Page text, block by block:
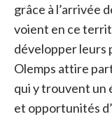
grâce à l’arrivée
voient en ce
développer leurs
Olemps attire
qui y trouvent un
et opportunités